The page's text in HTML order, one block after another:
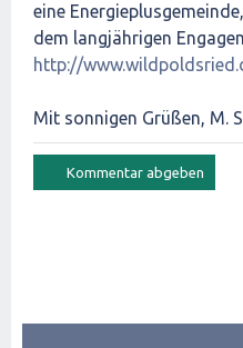
eine
dem langjährigen
http://
Mit sonnigen Grüßen, M.